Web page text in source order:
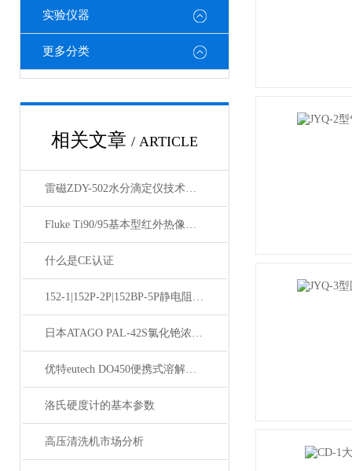
实验仪器
更多分类
相关文章 / ARTICLE
雷磁ZDY-502水分滴定仪技术参数
Fluke Ti90/95基本型红外热像仪技术参数
什么是CE认证
152-1|152P-2P|152BP-5P静电阻抗测试仪
日本ATAGO PAL-42S氯化铯浓度计应用指导
优特eutech DO450便携式溶解氧测量仪
洛氏硬度计的基本参数
高压清洗机市场分析